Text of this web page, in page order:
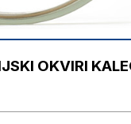
OKVIRI